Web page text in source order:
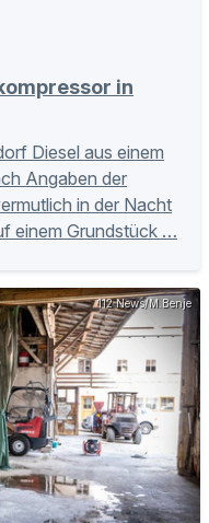
in
Diesel aus einem
Angaben der
in der Nacht
einem Grundstück …
112 News/M.Benje